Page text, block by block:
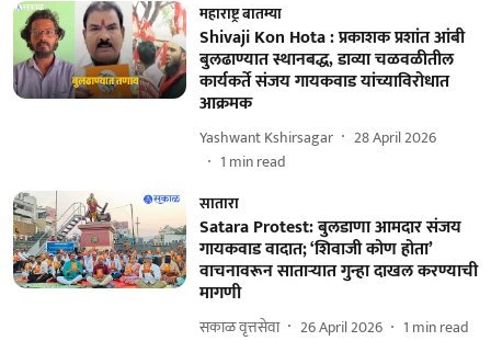
महाराष्ट्र बातम्या
Shivaji Kon Hota : प्रकाशक प्रशांत आंबी
बुलढाण्यात स्थानबद्ध, डाव्या चळवळीतील
कार्यकर्ते संजय गायकवाड यांच्याविरोधात
आक्रमक
Yashwant Kshirsagar
28 April 2026
1 min read
सातारा
Satara Protest: बुलडाणा आमदार संजय
गायकवाड वादात; ‘शिवाजी कोण होता’
वाचनावरून साताऱ्यात गुन्हा दाखल करण्याची
मागणी
सकाळ वृत्तसेवा 26 April 2026 1 min read